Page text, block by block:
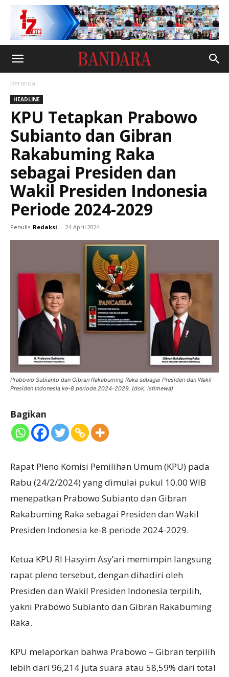
Beranda
HEADLINE
KPU Tetapkan Prabowo
Subianto dan Gibran
Rakabuming Raka
sebagai Presiden dan
Wakil Presiden Indonesia
Periode 2024-2029
Penulis Redaksi - 24 April 2024
Prabowo Subianto dan Gibran Rakabuming Raka sebagai Presiden dan Wakil
Presiden Indonesia ke-8 periode 2024-2029. (dok. istimewa)
Bagikan
Rapat Pleno Komisi Pemilihan Umum (KPU) pada
Rabu (24/2/2024) yang dimulai pukul 10.00 WIB
menepatkan Prabowo Subianto dan Gibran
Rakabuming Raka sebagai Presiden dan Wakil
Presiden Indonesia ke-8 periode 2024-2029.
Ketua KPU RI Hasyim Asy’ari memimpin langsung
rapat pleno tersebut, dengan dihadiri oleh
Presiden dan Wakil Presiden Indonesia terpilih,
yakni Prabowo Subianto dan Gibran Rakabuming
Raka.
KPU melaporkan bahwa Prabowo – Gibran terpilih
lebih dari 96,214 juta suara atau 58,59% dari total